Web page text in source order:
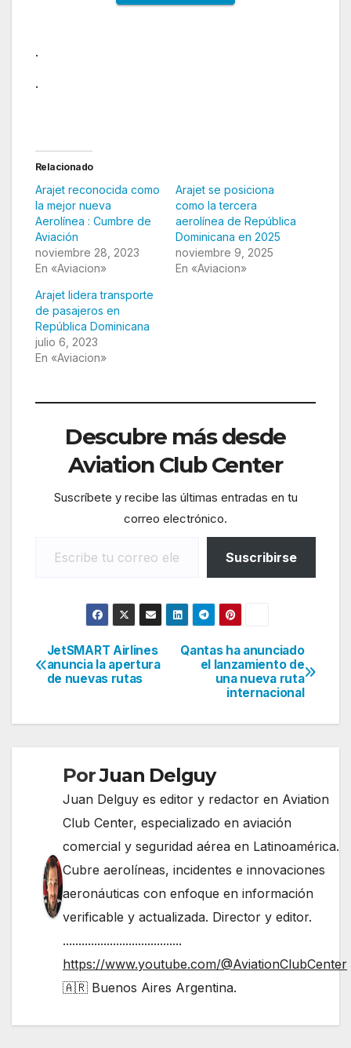
.
.
Relacionado
Arajet reconocida como
la mejor nueva
Aerolínea : Cumbre de
Aviación
noviembre 28, 2023
En «Aviacion»
Arajet se posiciona
como la tercera
aerolínea de República
Dominicana en 2025
noviembre 9, 2025
En «Aviacion»
Arajet lidera transporte
de pasajeros en
República Dominicana
julio 6, 2023
En «Aviacion»
Descubre más desde
Aviation Club Center
Suscríbete y recibe las últimas entradas en tu
correo electrónico.
Suscribirse
Navegación
de
entradas
Qantas ha anunciado
el lanzamiento de
una nueva ruta
internacional
JetSMART Airlines
anuncia la apertura
de nuevas rutas
PorJuan Delguy
Juan Delguy es editor y redactor en Aviation
Club Center, especializado en aviación
comercial y seguridad aérea en Latinoamérica.
Cubre aerolíneas, incidentes e innovaciones
aeronáuticas con enfoque en información
verificable y actualizada. Director y editor.
......................................
https://www.youtube.com/@AviationClubCenter
🇦🇷 Buenos Aires Argentina.